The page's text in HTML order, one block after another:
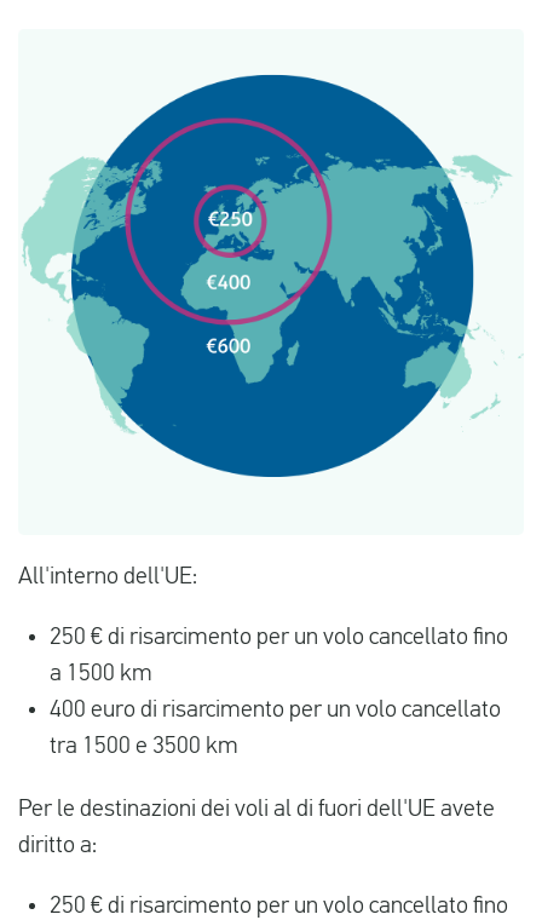
All'interno dell'UE:
250 € di risarcimento per un volo cancellato fino
a 1500 km
400 euro di risarcimento per un volo cancellato
tra 1500 e 3500 km
Per le destinazioni dei voli al di fuori dell'UE avete
diritto a:
250 € di risarcimento per un volo cancellato fino